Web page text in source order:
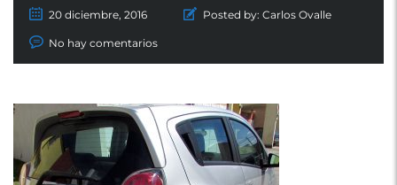
20 diciembre, 2016 Posted by: Carlos Ovalle
No hay comentarios